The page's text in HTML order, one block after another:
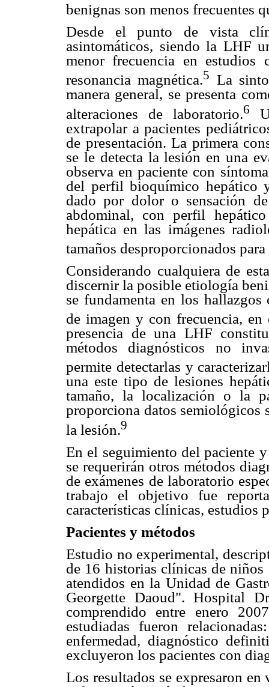
benignas son menos frecuentes
Desde el punto de vista
asintomáticos, siendo la LHF
menor frecuencia en
resonancia magnética.5 La
manera general, se presenta
alteraciones de laboratorio.6
extrapolar a pacientes
de presentación. La primera
se le detecta la lesión en una
observa en paciente con
del perfil bioquímico hepático
dado por dolor o sensación
abdominal, con perfil
hepática en las imágenes
tamaños desproporcionados
Considerando cualquiera de
discernir la posible etiología
se fundamenta en los
de imagen y con frecuencia,
presencia de una LHF
métodos diagnósticos no
permite detectarlas y
una este tipo de lesiones
tamaño, la localización o la
proporciona datos semiológicos
la lesión.9
En el seguimiento del paciente
se requerirán otros métodos
de exámenes de laboratorio
trabajo el objetivo fue
características clínicas, estudios
Pacientes y métodos
Estudio no experimental,
de 16 historias clínicas de
atendidos en la Unidad de
Georgette Daoud". Hospital
comprendido entre enero
estudiadas fueron
enfermedad, diagnóstico
excluyeron los pacientes con
Los resultados se expresaron